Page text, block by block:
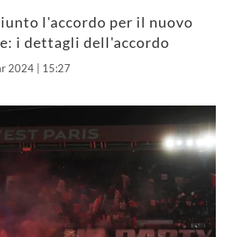
l'accordo per il nuovo
i dettagli dell'accordo
2024 | 15:27